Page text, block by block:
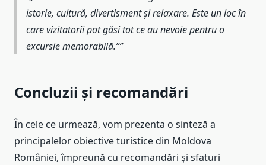
istorie, cultură, divertisment și relaxare. Este un loc în
care vizitatorii pot găsi tot ce au nevoie pentru o
excursie memorabilă.”
Concluzii și recomandări
În cele ce urmează, vom prezenta o sinteză a
principalelor obiective turistice din Moldova
României, împreună cu recomandări și sfaturi